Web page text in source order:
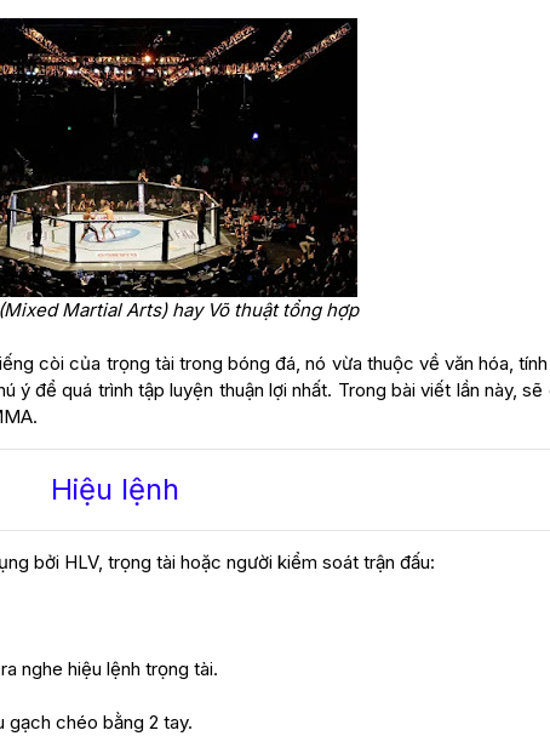
Martial Arts) hay Võ thuật tổng hợp
còi của trọng tài trong bóng đá, nó vừa thuộc về văn hóa,
ý để quá trình tập luyện thuận lợi nhất. Trong bài viết lần này,
Hiệu lệnh
bởi HLV, trọng tài hoặc người kiểm soát trận đấu:
nghe hiệu lệnh trọng tài.
gạch chéo bằng 2 tay.